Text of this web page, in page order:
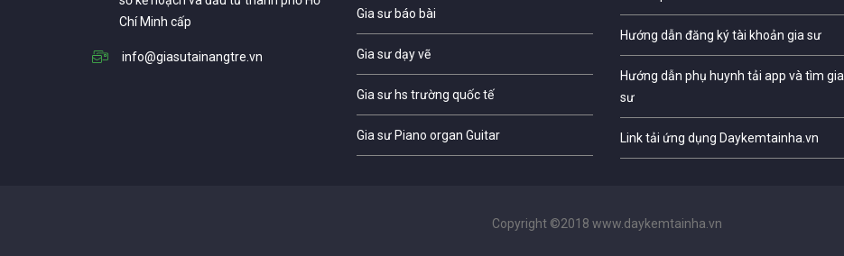
Chí Minh cấp
info@giasutainangtre.vn
Gia sư báo bài
Gia sư dạy vẽ
Gia sư hs trường quốc tế
Gia sư Piano organ Guitar
Hướng dẫn đăng ký tài khoản gia sư
Hướng dẫn phụ huynh tải app và tìm gia
sư
Link tải ứng dụng Daykemtainha.vn
Copyright ©2018 www.daykemtainha.vn